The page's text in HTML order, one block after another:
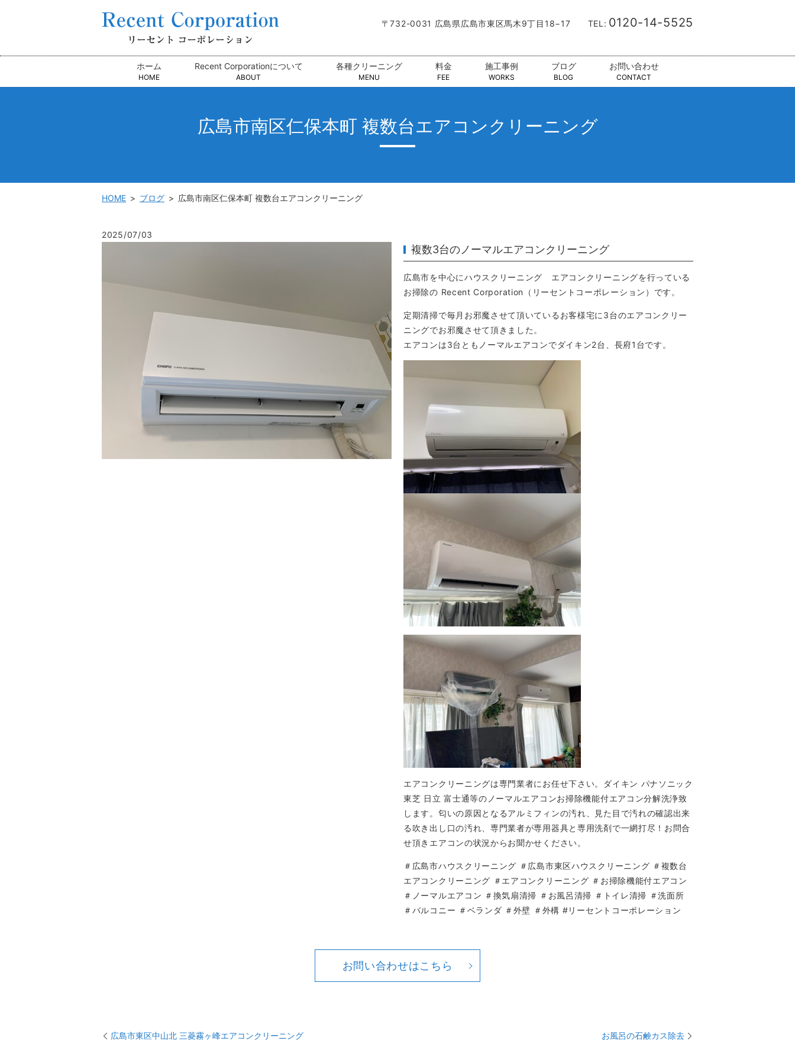
〒732-0031 広島県広島市東区馬木9丁目18−17 TEL: 0120-14-5525
ホーム
HOME
Recent Corporationについて
ABOUT
各種クリーニング
MENU
料金
FEE
施工事例
WORKS
ブログ
BLOG
お問い合わせ
CONTACT
広島市南区仁保本町 複数台エアコンクリーニング
HOME ブログ 広島市南区仁保本町 複数台エアコンクリーニング
2025/07/03
複数3台のノーマルエアコンクリーニング
広島市を中心にハウスクリーニング エアコンクリーニングを行っている
お掃除の Recent Corporation（リーセントコーポレーション）です。
定期清掃で毎月お邪魔させて頂いているお客様宅に3台のエアコンクリー
ニングでお邪魔させて頂きました。
エアコンは3台ともノーマルエアコンでダイキン2台、長府1台です。
エアコンクリーニングは専門業者にお任せ下さい。ダイキン パナソニック
東芝 日立 富士通等のノーマルエアコンお掃除機能付エアコン分解洗浄致
します。匂いの原因となるアルミフィンの汚れ、見た目で汚れの確認出来
る吹き出し口の汚れ、専門業者が専用器具と専用洗剤で一網打尽！お問合
せ頂きエアコンの状況からお聞かせください。
＃広島市ハウスクリーニング ＃広島市東区ハウスクリーニング ＃複数台
エアコンクリーニング ＃エアコンクリーニング ＃お掃除機能付エアコン
＃ノーマルエアコン ＃換気扇清掃 ＃お風呂清掃 ＃トイレ清掃 ＃洗面所
＃バルコニー ＃ベランダ ＃外壁 ＃外構 #リーセントコーポレーション
お問い合わせはこちら
広島市東区中山北 三菱霧ヶ峰エアコンクリーニング お風呂の石鹸カス除去